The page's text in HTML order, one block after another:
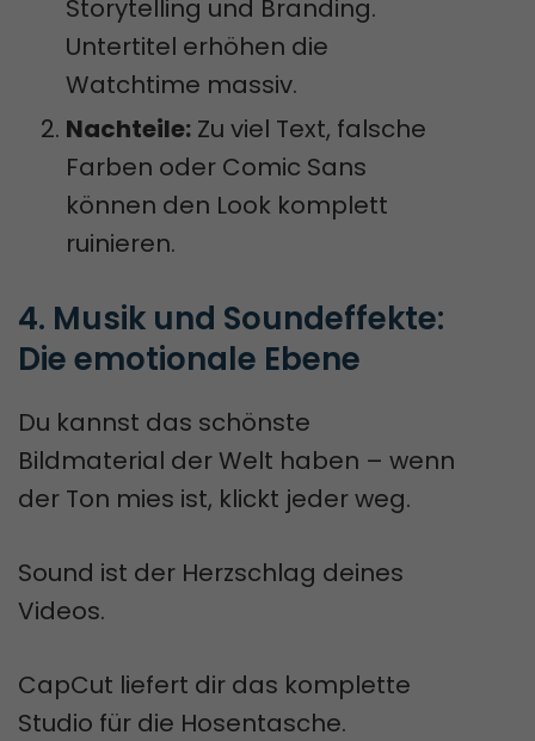
Storytelling und Branding.
Untertitel erhöhen die
Watchtime massiv.
Nachteile: Zu viel Text, falsche
Farben oder Comic Sans
können den Look komplett
ruinieren.
4. Musik und Soundeffekte:
Die emotionale Ebene
Du kannst das schönste
Bildmaterial der Welt haben – wenn
der Ton mies ist, klickt jeder weg.
Sound ist der Herzschlag deines
Videos.
CapCut liefert dir das komplette
Studio für die Hosentasche.